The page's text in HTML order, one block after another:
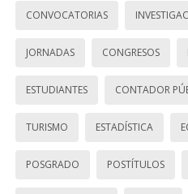
CONVOCATORIAS
JORNADAS CONGRESOS
ESTUDIANTES CONTADOR
TURISMO ESTADÍSTICA
POSGRADO POSTÍTULOS